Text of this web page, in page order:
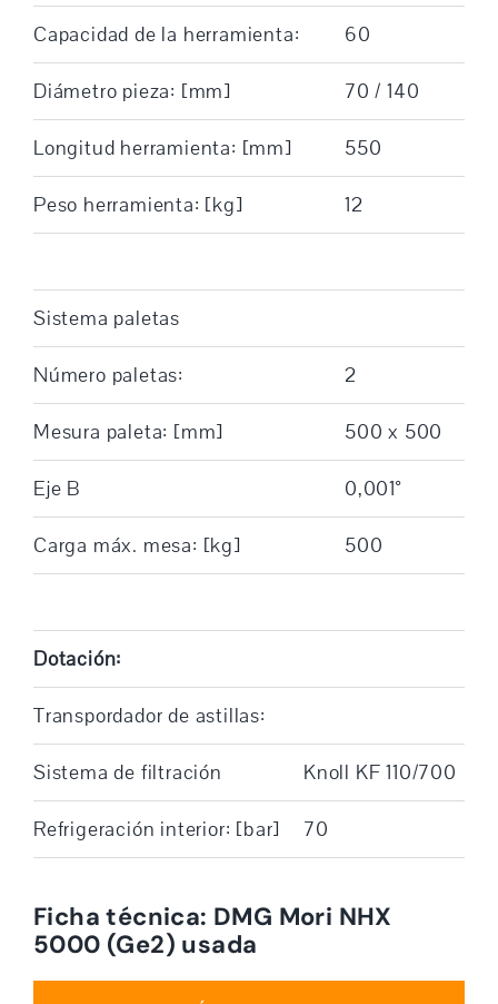
Capacidad de la herramienta: 60
Diámetro pieza: [mm] 70 / 140
Longitud herramienta: [mm] 550
Peso herramienta: [kg] 12
Sistema paletas
Número paletas: 2
Mesura paleta: [mm] 500 x 500
Eje B 0,001°
Carga máx. mesa: [kg] 500
Dotación:
Transpordador de astillas:
Sistema de filtración Knoll KF 110/700
Refrigeración interior: [bar] 70
Ficha técnica: DMG Mori NHX
5000 (Ge2) usada